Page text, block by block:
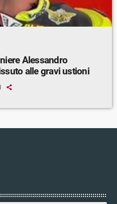
Alessandro
alle gravi ustioni